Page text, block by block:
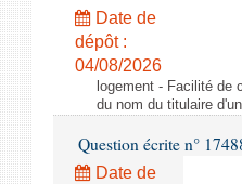
Date de
dépôt :
04/08/2026
logement - Facilité de
du nom du titulaire
Question écrite n°
Date de